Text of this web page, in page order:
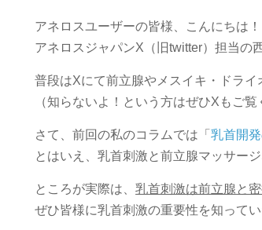
アネロスユーザーの皆様、こんにちは！
アネロスジャパンX（旧twitter）担当の
普段はXにて前立腺やメスイキ・ドラ
（知らないよ！という方はぜひXもご覧
さて、前回の私のコラムでは「乳首開
とはいえ、乳首刺激と前立腺マッサー
ところが実際は、乳首刺激は前立腺と
ぜひ皆様に乳首刺激の重要性を知って